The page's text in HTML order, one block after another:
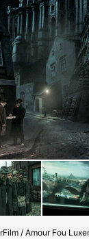
/ Amour Fou